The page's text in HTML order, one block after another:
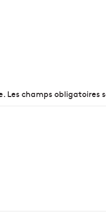
Les champs obligatoires